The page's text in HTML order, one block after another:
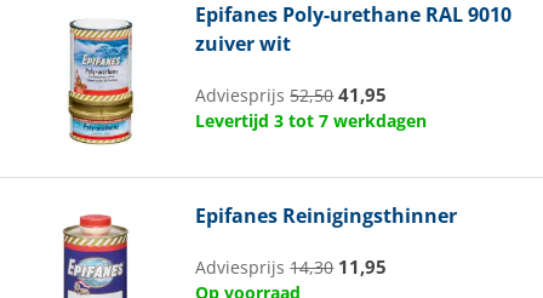
Epifanes Poly-urethane RAL 9010
zuiver wit
Adviesprijs52,50 41,95
Levertijd 3 tot 7 werkdagen
Epifanes Reinigingsthinner
Adviesprijs14,30 11,95
Op voorraad